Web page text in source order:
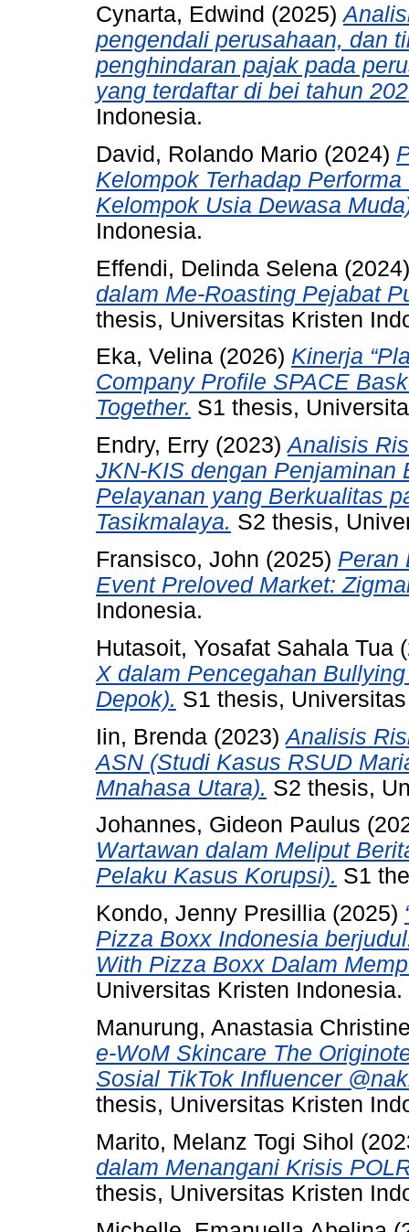
Cynarta, Edwind (2025)
pengendali perusahaan, dan
penghindaran pajak pada
yang terdaftar di bei tahun
Indonesia.
David, Rolando Mario (2024)
Kelompok Terhadap
Kelompok Usia Dewasa
Indonesia.
Effendi, Delinda Selena
dalam Me-Roasting Pejabat
thesis, Universitas Kristen
Eka, Velina (2026) Kinerja
Company Profile SPACE
Together. S1 thesis,
Endry, Erry (2023)Analisis
JKN-KIS dengan Penjaminan
Pelayanan yang Berkualitas
Tasikmalaya. S2 thesis,
Fransisco, John (2025) Peran
Event Preloved Market:
Indonesia.
Hutasoit, Yosafat Sahala Tua
X dalam Pencegahan
Depok). S1 thesis,
Iin, Brenda (2023)Analisis
ASN (Studi Kasus RSUD
Mnahasa Utara). S2 thesis,
Johannes, Gideon Paulus
Wartawan dalam Meliput
Pelaku Kasus Korupsi). S1
Kondo, Jenny Presillia (2025)
Pizza Boxx Indonesia
With Pizza Boxx Dalam
Universitas Kristen Indonesia.
Manurung, Anastasia
e-WoM Skincare The
Sosial TikTok Influencer
thesis, Universitas Kristen
Marito, Melanz Togi Sihol
dalam Menangani Krisis
thesis, Universitas Kristen